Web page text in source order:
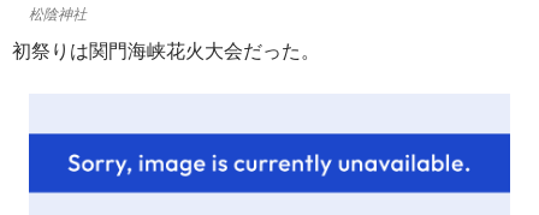
松陰神社
初祭りは関門海峡花火大会だった。